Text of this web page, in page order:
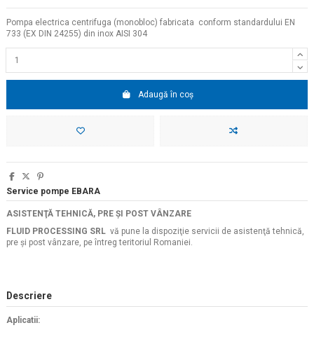
Pompa electrica centrifuga (monobloc) fabricata conform standardului EN
733 (EX DIN 24255) din inox AISI 304
Adaugă în coș
Service pompe EBARA
ASISTENŢĂ TEHNICĂ, PRE ŞI POST VÂNZARE
FLUID PROCESSING SRL vă pune la dispoziţie servicii de asistenţă tehnică,
pre şi post vânzare, pe întreg teritoriul Romaniei.
Descriere
Aplicatii: